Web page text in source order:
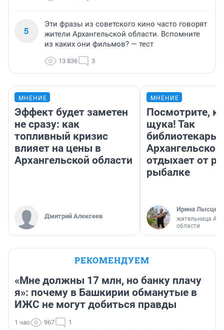
5
Эти фразы из советского кино часто говорят
жители Архангельской области. Вспомните
из каких они фильмов? — тест
13 836 3
МНЕНИЕ
Эффект будет заметен
не сразу: как
топливный кризис
влияет на цены в
Архангельской области
Дмитрий Алексеев
МНЕНИЕ
Посмотрите,
щука! Так
библиотекарь
отдыхает от
рыбалке
Ирина Лысцева
жительница
области
РЕКОМЕНДУЕМ
«Мне должны 17 млн, но банку плачу
я»: почему в Башкирии обманутые в
ИЖС не могут добиться правды
1 час 967 1